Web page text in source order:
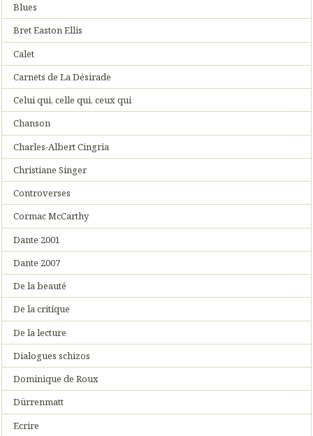
Blues
Bret Easton Ellis
Calet
Carnets de La Désirade
Celui qui, celle qui, ceux qui
Chanson
Charles-Albert Cingria
Christiane Singer
Controverses
Cormac McCarthy
Dante 2001
Dante 2007
De la beauté
De la critique
De la lecture
Dialogues schizos
Dominique de Roux
Dürrenmatt
Ecrire